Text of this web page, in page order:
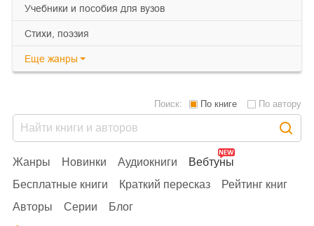
учебники и пособия для вузов
cтихи, поэзия
Еще жанры
Жанры Новинки Аудиокниги
Вебтуны
Бесплатные книги
Краткий пересказ
Рейтинг книг
Авторы
Серии Блог
Поиск: По книге По автору